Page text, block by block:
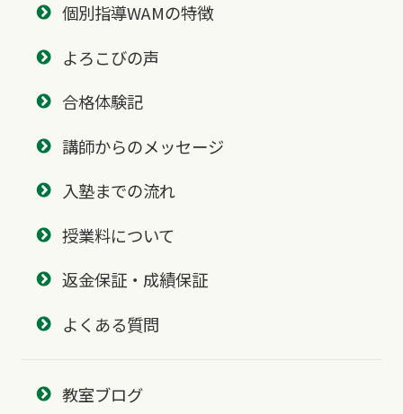
個別指導WAMの特徴
よろこびの声
合格体験記
講師からのメッセージ
入塾までの流れ
授業料について
返金保証・成績保証
よくある質問
教室ブログ